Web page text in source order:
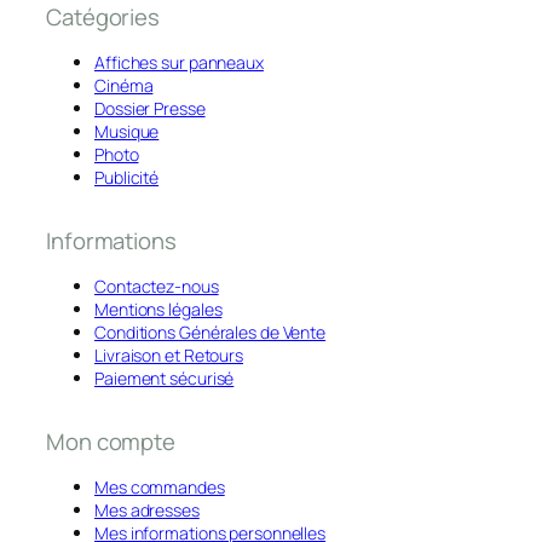
Catégories
Affiches sur panneaux
Cinéma
Dossier Presse
Musique
Photo
Publicité
Informations
Contactez-nous
Mentions légales
Conditions Générales de Vente
Livraison et Retours
Paiement sécurisé
Mon compte
Mes commandes
Mes adresses
Mes informations personnelles